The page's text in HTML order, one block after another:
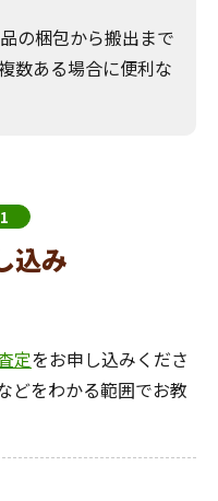
の梱包から搬出まで
数ある場合に便利な
込み
定をお申し込みくださ
どをわかる範囲でお教